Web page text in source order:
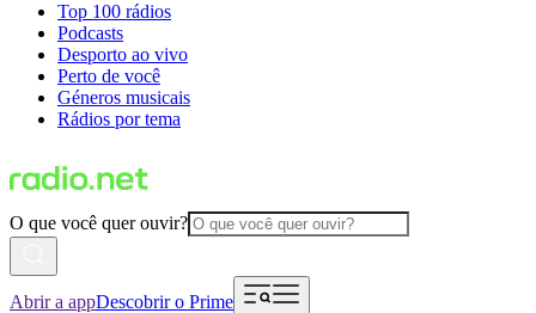
Top 100 rádios
Podcasts
Desporto ao vivo
Perto de você
Géneros musicais
Rádios por tema
O que você quer ouvir?
Abrir a appDescobrir o Prime